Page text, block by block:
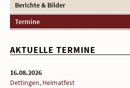
Berichte & Bilder
Termine
AKTUELLE TERMINE
16.08.2026
Dettingen, Heimatfest